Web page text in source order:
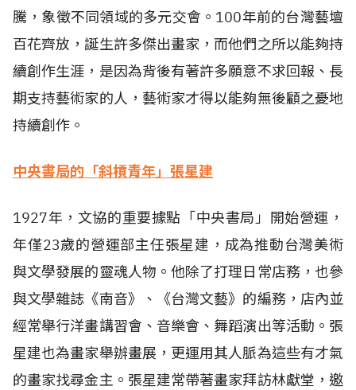
騰，象徵不同領域的多元交會。100年前的台灣藝壇
百花齊放，誕生許多傑出畫家，而他們之所以能夠持
續創作生涯，是因為背後有著許多願意不求回報、長
期支持藝術家的人，藝術家才得以能夠無後顧之憂地
持續創作。
中央書局的「斜槓青年」張星建
1927年，文協的重要據點「中央書局」開始營運，
年僅23歲的營運部主任張星建，成為推動台灣美術
與文學發展的靈魂人物。他除了打理日常店務，也參
與文學雜誌《南音》、《台灣文藝》的編務，店內並
經常舉行洋畫講習會、音樂會、舞蹈演出等活動。張
星建也為畫家舉辦畫展，更運用其人脈為這些有才氣
的畫家找尋金主。張星建常帶著畫家拜訪林獻堂，邀